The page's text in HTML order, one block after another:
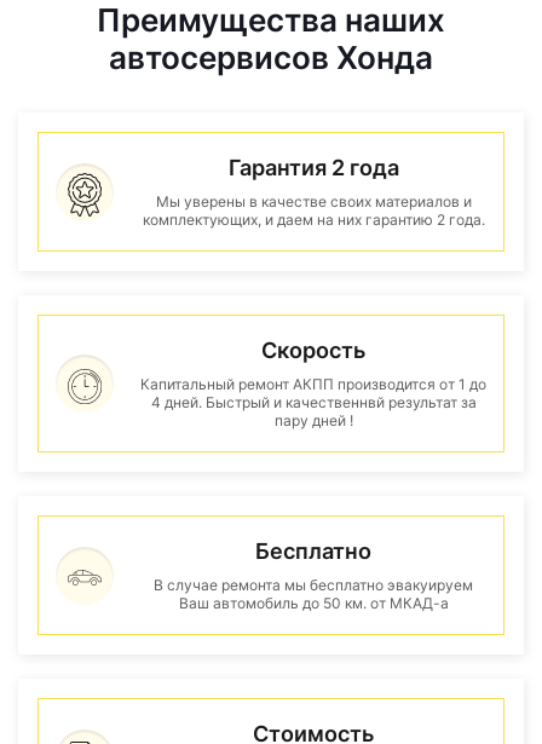
Преимущества наших
автосервисов Хонда
Гарантия 2 года
Мы уверены в качестве своих материалов и
комплектующих, и даем на них гарантию 2 года.
Скорость
Капитальный ремонт АКПП производится от 1 до
4 дней. Быстрый и качественнвй результат за
пару дней !
Бесплатно
В случае ремонта мы бесплатно эвакуируем
Ваш автомобиль до 50 км. от МКАД-а
Стоимость